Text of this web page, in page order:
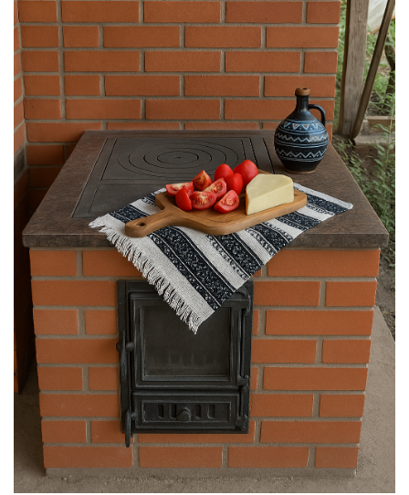
Grătare electrice
Grătare pe cărbuni
GRĂTARE PE GAZ
UȘI DIN FONTĂ
Uși de cuptor
Uși pentru sobă și șemineu
VASE DE GĂTIT
Vase pentru gătit din aluminiu
Vase pentru gătit din fontă
Vase pentru gătit din inox
Vase pentru gătit din oțel
REDUCERI VASE DIN FONTĂ
CUPTOARE PENTRU SOBĂ
ACCESORII SOBĂ, ȘEMINEU ȘI
CUPTOR
CĂRĂMIDĂ
ACCESORII PENTRU GATIT
COPERTINE ȘI PRELATE
Prelată impermeabilă din
polietilenă cu inele